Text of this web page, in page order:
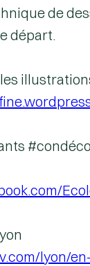
de
départ.
lyon/